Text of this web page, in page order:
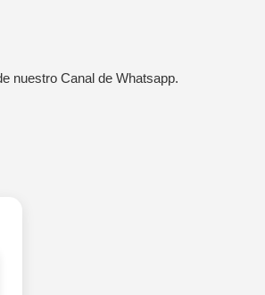
nuestro Canal de Whatsapp.